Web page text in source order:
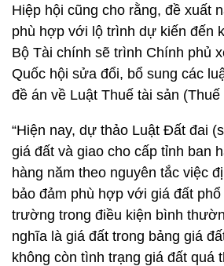
Hiệp hội cũng cho rằng, đề xuất
phù hợp với lộ trình dự kiến đến
Bộ Tài chính sẽ trình Chính phủ
Quốc hội sửa đổi, bổ sung các
đề án về Luật Thuế tài sản
“Hiện nay, dự thảo Luật Đất đai
giá đất và giao cho cấp tỉnh ban
hàng năm theo nguyên tắc việc
bảo đảm phù hợp với giá đất
trường trong điều kiện bình
nghĩa là giá đất trong bảng giá
không còn tình trạng giá đất quá